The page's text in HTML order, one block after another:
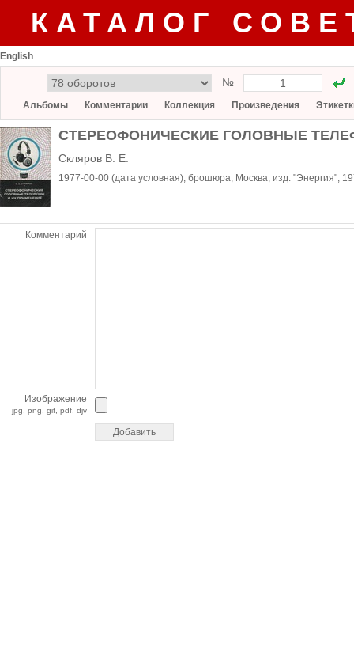
КАТАЛОГ
English
№
Альбомы Комментарии Коллекция Произведения
СТЕРЕОФОНИЧЕСКИЕ ГОЛОВНЫЕ
Скляров В. Е.
1977-00-00 (дата условная), брошюра, Москва, изд. "Энергия",
Комментарий
Изображение
jpg, png, gif, pdf, djv